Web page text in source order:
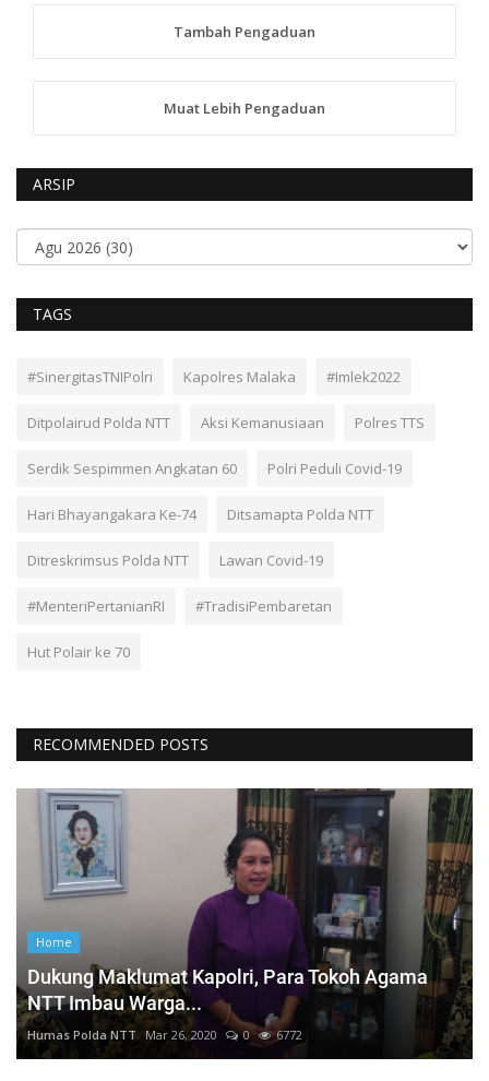
Tambah Pengaduan
Muat Lebih Pengaduan
ARSIP
TAGS
#SinergitasTNIPolri Kapolres Malaka #Imlek2022
Ditpolairud Polda NTT Aksi Kemanusiaan Polres TTS
Serdik Sespimmen Angkatan 60 Polri Peduli Covid-19
Hari Bhayangakara Ke-74 Ditsamapta Polda NTT
Ditreskrimsus Polda NTT Lawan Covid-19
#MenteriPertanianRI #TradisiPembaretan
Hut Polair ke 70
RECOMMENDED POSTS
Home
Dukung Maklumat Kapolri, Para Tokoh Agama
NTT Imbau Warga...
Humas Polda NTT Mar 26, 2020 0 6772